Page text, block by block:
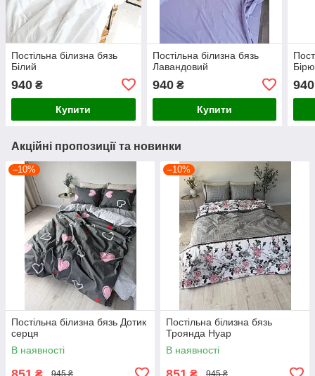
Постільна білизна бязь
Білий
940 ₴
Купити
Постільна білизна бязь
Лавандовий
940₴
Купити
940
Акційні пропозиції та новинки
–10%
Постільна білизна бязь Дотик
серця
В наявності
–10%
Постільна білизна бязь
Троянда Нуар
В наявності